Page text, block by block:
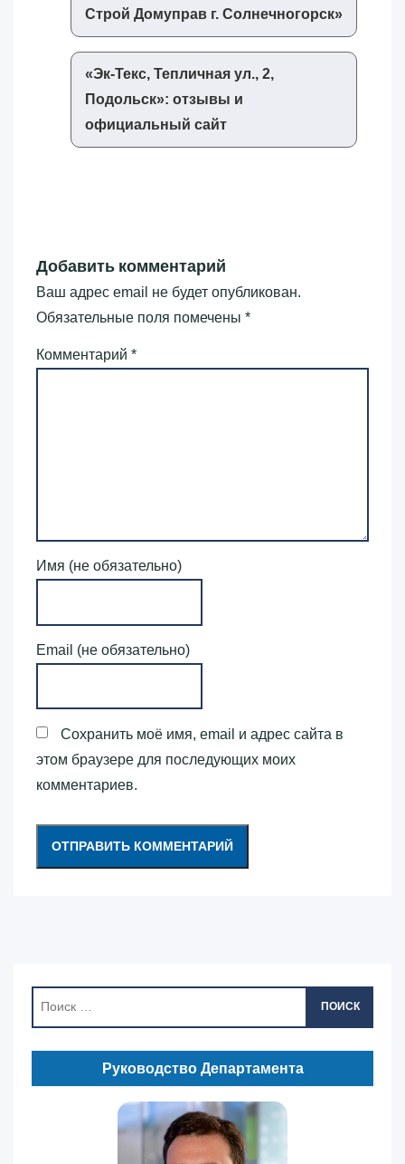
Строй Домуправ г. Солнечногорск»‎
«‎Эк-Текс, Тепличная ул., 2,
Подольск»‎: отзывы и
официальный сайт
Добавить комментарий
Ваш адрес email не будет опубликован.
Обязательные поля помечены *
Комментарий *
Имя (не обязательно)
Email (не обязательно)
Сохранить моё имя, email и адрес сайта в
этом браузере для последующих моих
комментариев.
ПОИСК
Руководство Департамента